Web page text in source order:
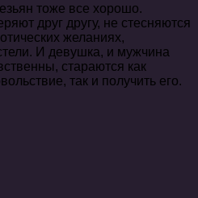
тоже все хорошо.
друг другу, не стесняются
желаниях,
И девушка, и мужчина
стараются как
так и получить его.